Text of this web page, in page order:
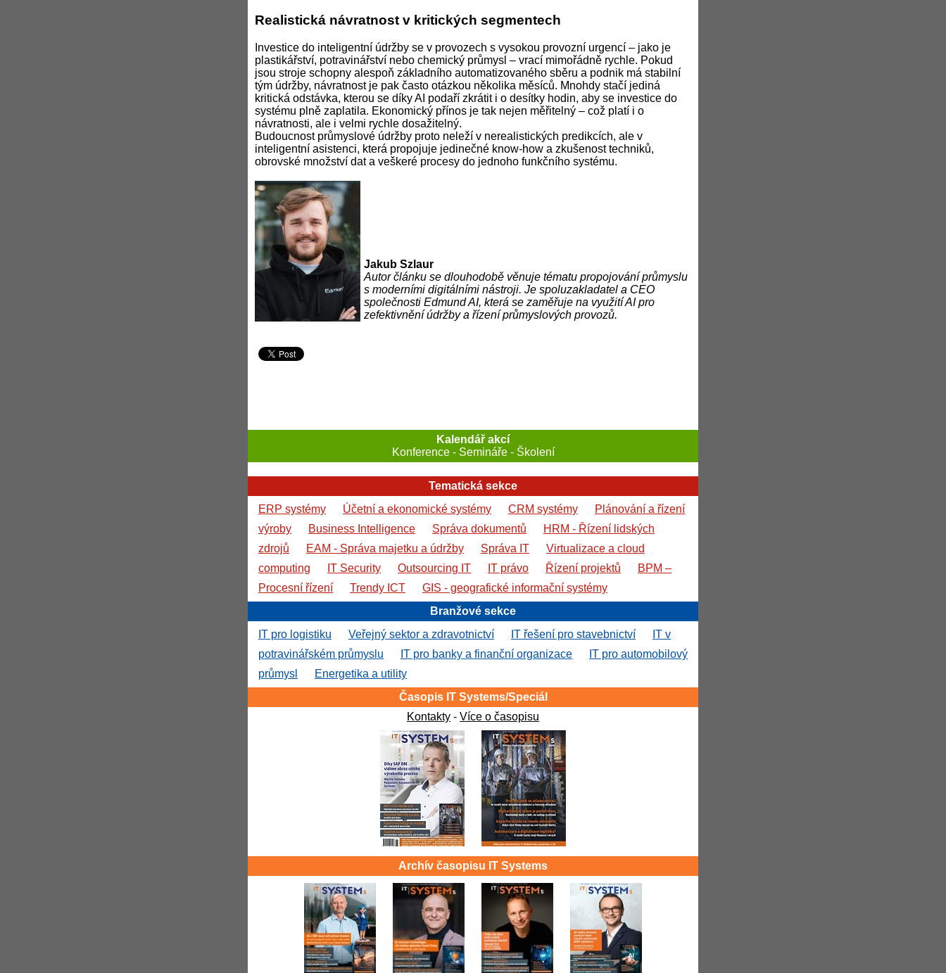
Realistická návratnost v kritických segmentech
Investice do inteligentní údržby se v provozech s vysokou provozní urgencí – jako je
plastikářství, potravinářství nebo chemický průmysl – vrací mimořádně rychle. Pokud
jsou stroje schopny alespoň základního automatizovaného sběru a podnik má stabilní
tým údržby, návratnost je pak často otázkou několika měsíců. Mnohdy stačí jediná
kritická odstávka, kterou se díky AI podaří zkrátit i o desítky hodin, aby se investice do
systému plně zaplatila. Ekonomický přínos je tak nejen měřitelný – což platí i o
návratnosti, ale i velmi rychle dosažitelný.
Budoucnost průmyslové údržby proto neleží v nerealistických predikcích, ale v
inteligentní asistenci, která propojuje jedinečné know-how a zkušenost techniků,
obrovské množství dat a veškeré procesy do jednoho funkčního systému.
Jakub Szlaur
Autor článku se dlouhodobě věnuje tématu propojování průmyslu
s moderními digitálními nástroji. Je spoluzakladatel a CEO
společnosti Edmund AI, která se zaměřuje na využití AI pro
zefektivnění údržby a řízení průmyslových provozů.
Kalendář akcí
Konference - Semináře - Školení
Tematická sekce
ERP systémy
Účetní a ekonomické systémy CRM systémy
Plánování a řízení
výroby
Business Intelligence Správa dokumentů
HRM - Řízení lidských
zdrojů
EAM - Správa majetku a údržby Správa IT
Virtualizace a cloud
computing
IT Security Outsourcing IT IT právo Řízení projektů
BPM –
Procesní řízení
Trendy ICT
GIS - geografické informační systémy
Branžové sekce
IT pro logistiku
Veřejný sektor a zdravotnictví IT řešení pro stavebnictví
IT v
potravinářském průmyslu
IT pro banky a finanční organizace
IT pro automobilový
průmysl
Energetika a utility
Časopis IT Systems/Speciál
Kontakty - Více o časopisu
Archív časopisu IT Systems